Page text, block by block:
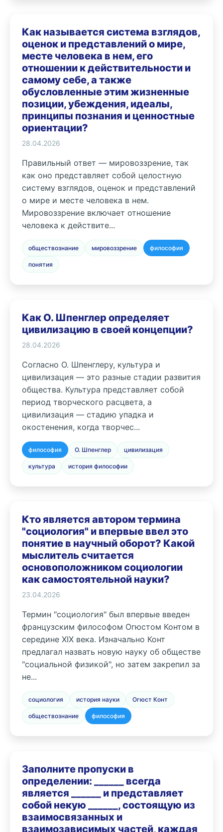
Как называется система взглядов,
оценок и представлений о мире,
месте человека в нем, его
отношении к действительности и
самому себе, а также
обусловленные этим жизненные
позиции, убеждения, идеалы,
принципы познания и ценностные
ориентации?
28.04.2026
Правильный ответ — мировоззрение, так
как оно представляет собой целостную
систему взглядов, оценок и представлений
о мире и месте человека в нем.
Мировоззрение включает отношение
человека к действите...
обществознание мировоззрение философия
понятия
Как О. Шпенглер определяет
цивилизацию в своей концепции?
28.04.2026
Согласно О. Шпенглеру, культура и
цивилизация — это разные стадии развития
общества. Культура представляет собой
период творческого расцвета, а
цивилизация — стадию упадка и
окостенения, когда творчес...
философия О. Шпенглер цивилизация
культура история философии
Кто является автором термина
"социология" и впервые ввел это
понятие в научный оборот? Какой
мыслитель считается
основоположником социологии
как самостоятельной науки?
23.04.2026
Термин "социология" был впервые введен
французским философом Огюстом Контом в
середине XIX века. Изначально Конт
предлагал назвать новую науку об обществе
"социальной физикой", но затем закрепил за
не...
социология история науки Огюст Конт
обществознание философия
Заполните пропуски в
определении: ______ всегда
является ______ и представляет
собой некую ______, состоящую из
взаимосвязанных и
взаимозависимых частей, каждая